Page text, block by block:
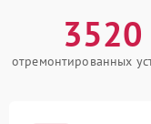
3520
отремонтированных